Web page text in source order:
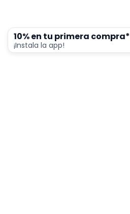
10% en tu primera compra*
¡Instala la app!